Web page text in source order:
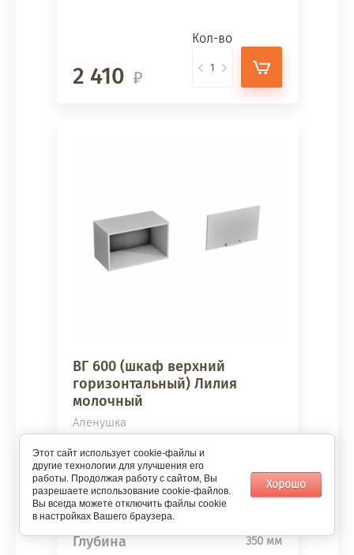
2 410
Кол-во
ВГ 600 (шкаф верхний
горизонтальный) Лилия
молочный
Аленушка
Сравнить
Ширина
Высота
Глубина 350 мм
Этот сайт использует cookie-файлы и
другие технологии для улучшения его
работы. Продолжая работу с сайтом, Вы
разрешаете использование cookie-файлов.
Вы всегда можете отключить файлы cookie
в настройках Вашего браузера.
Хорошо